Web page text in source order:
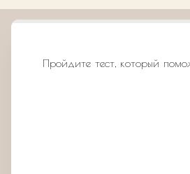
Пройдите тест, который